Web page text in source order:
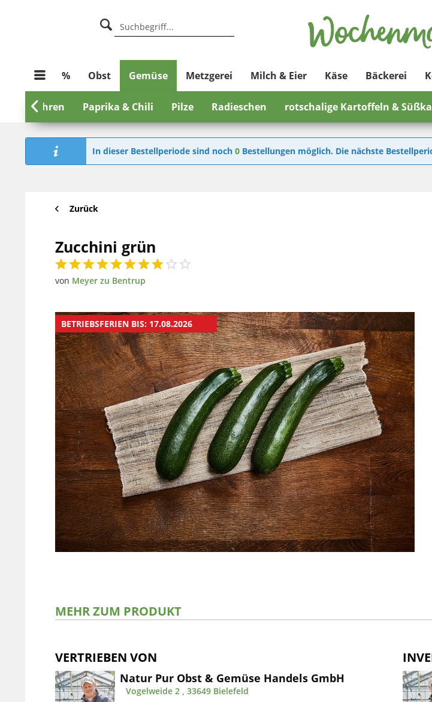
% Obst Gemüse Metzgerei Milch & Eier Käse Bäckerei
Möhren Paprika & Chili Pilze Radieschen rotschalige Kartoffeln &

In dieser Bestellperiode sind noch 0 Bestellungen möglich. Die nächste
Zurück
Zucchini grün
von Meyer zu Bentrup
BETRIEBSFERIEN BIS: 17.08.2026
MEHR ZUM PRODUKT
VERTRIEBEN VON
Natur Pur Obst & Gemüse Handels GmbH
Vogelweide 2 , 33649 Bielefeld